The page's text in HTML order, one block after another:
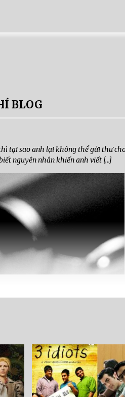
BLOG
tại sao anh lại không thể gửi thư
nguyên nhân khiến anh viết […]